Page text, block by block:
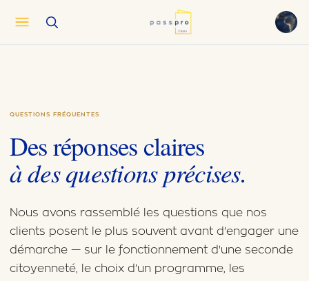
QUESTIONS FRÉQUENTES
Des réponses claires
à des questions précises.
Nous avons rassemblé les questions que nos
clients posent le plus souvent avant d'engager une
démarche — sur le fonctionnement d'une seconde
citoyenneté, le choix d'un programme, les